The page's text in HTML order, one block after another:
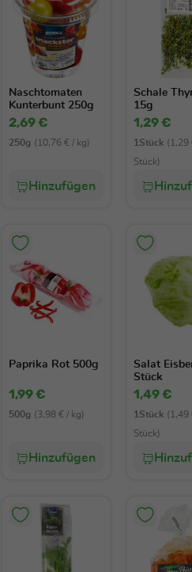
Naschtomaten
Kunterbunt 250g
2,69 €
250g (10,76 € / kg)
Hinzufügen
Schale
15g
1,29 €
1Stück (1,29
Stück)
Paprika Rot 500g
1,99 €
500g (3,98 € / kg)
Hinzufügen
Salat
Stück
1,49 €
1Stück (1,49
Stück)